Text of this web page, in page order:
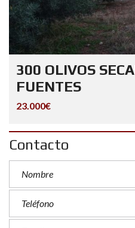
300 OLIVOS
FUENTES
23.000€
Contacto